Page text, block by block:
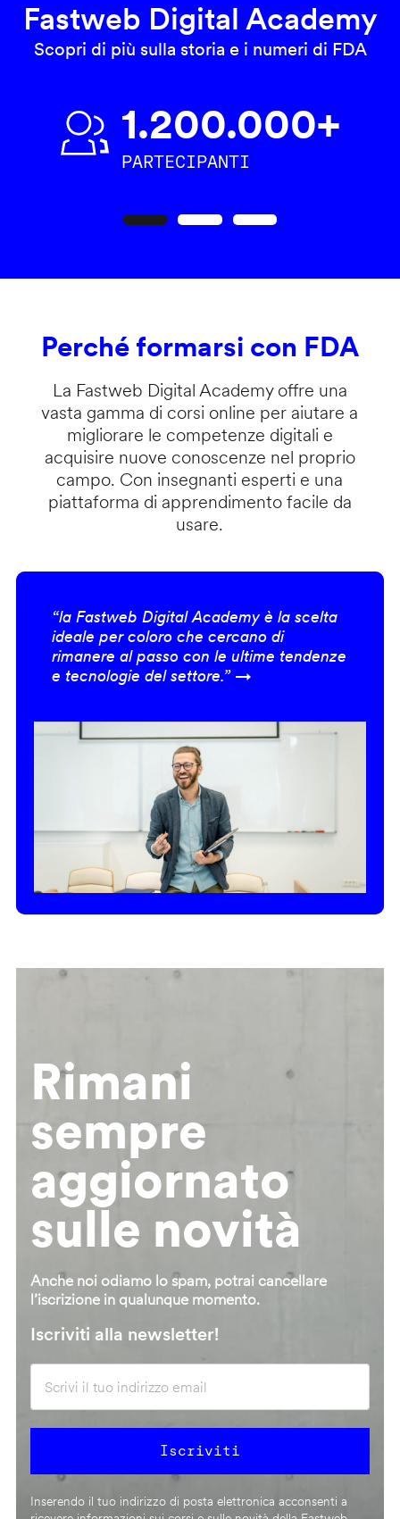
Fastweb Digital Academy
Scopri di più sulla storia e i numeri di FDA
1.200.000+
PARTECIPANTI
Perché formarsi con FDA
La Fastweb Digital Academy offre una
vasta gamma di corsi online per aiutare a
migliorare le competenze digitali e
acquisire nuove conoscenze nel proprio
campo. Con insegnanti esperti e una
piattaforma di apprendimento facile da
usare.
“la Fastweb Digital Academy è la scelta
ideale per coloro che cercano di
rimanere al passo con le ultime tendenze
e tecnologie del settore.” →
Rimani
sempre
aggiornato
sulle novità
Anche noi odiamo lo spam, potrai cancellare
l’iscrizione in qualunque momento.
Iscriviti alla newsletter!
Inserendo il tuo indirizzo di posta elettronica acconsenti a